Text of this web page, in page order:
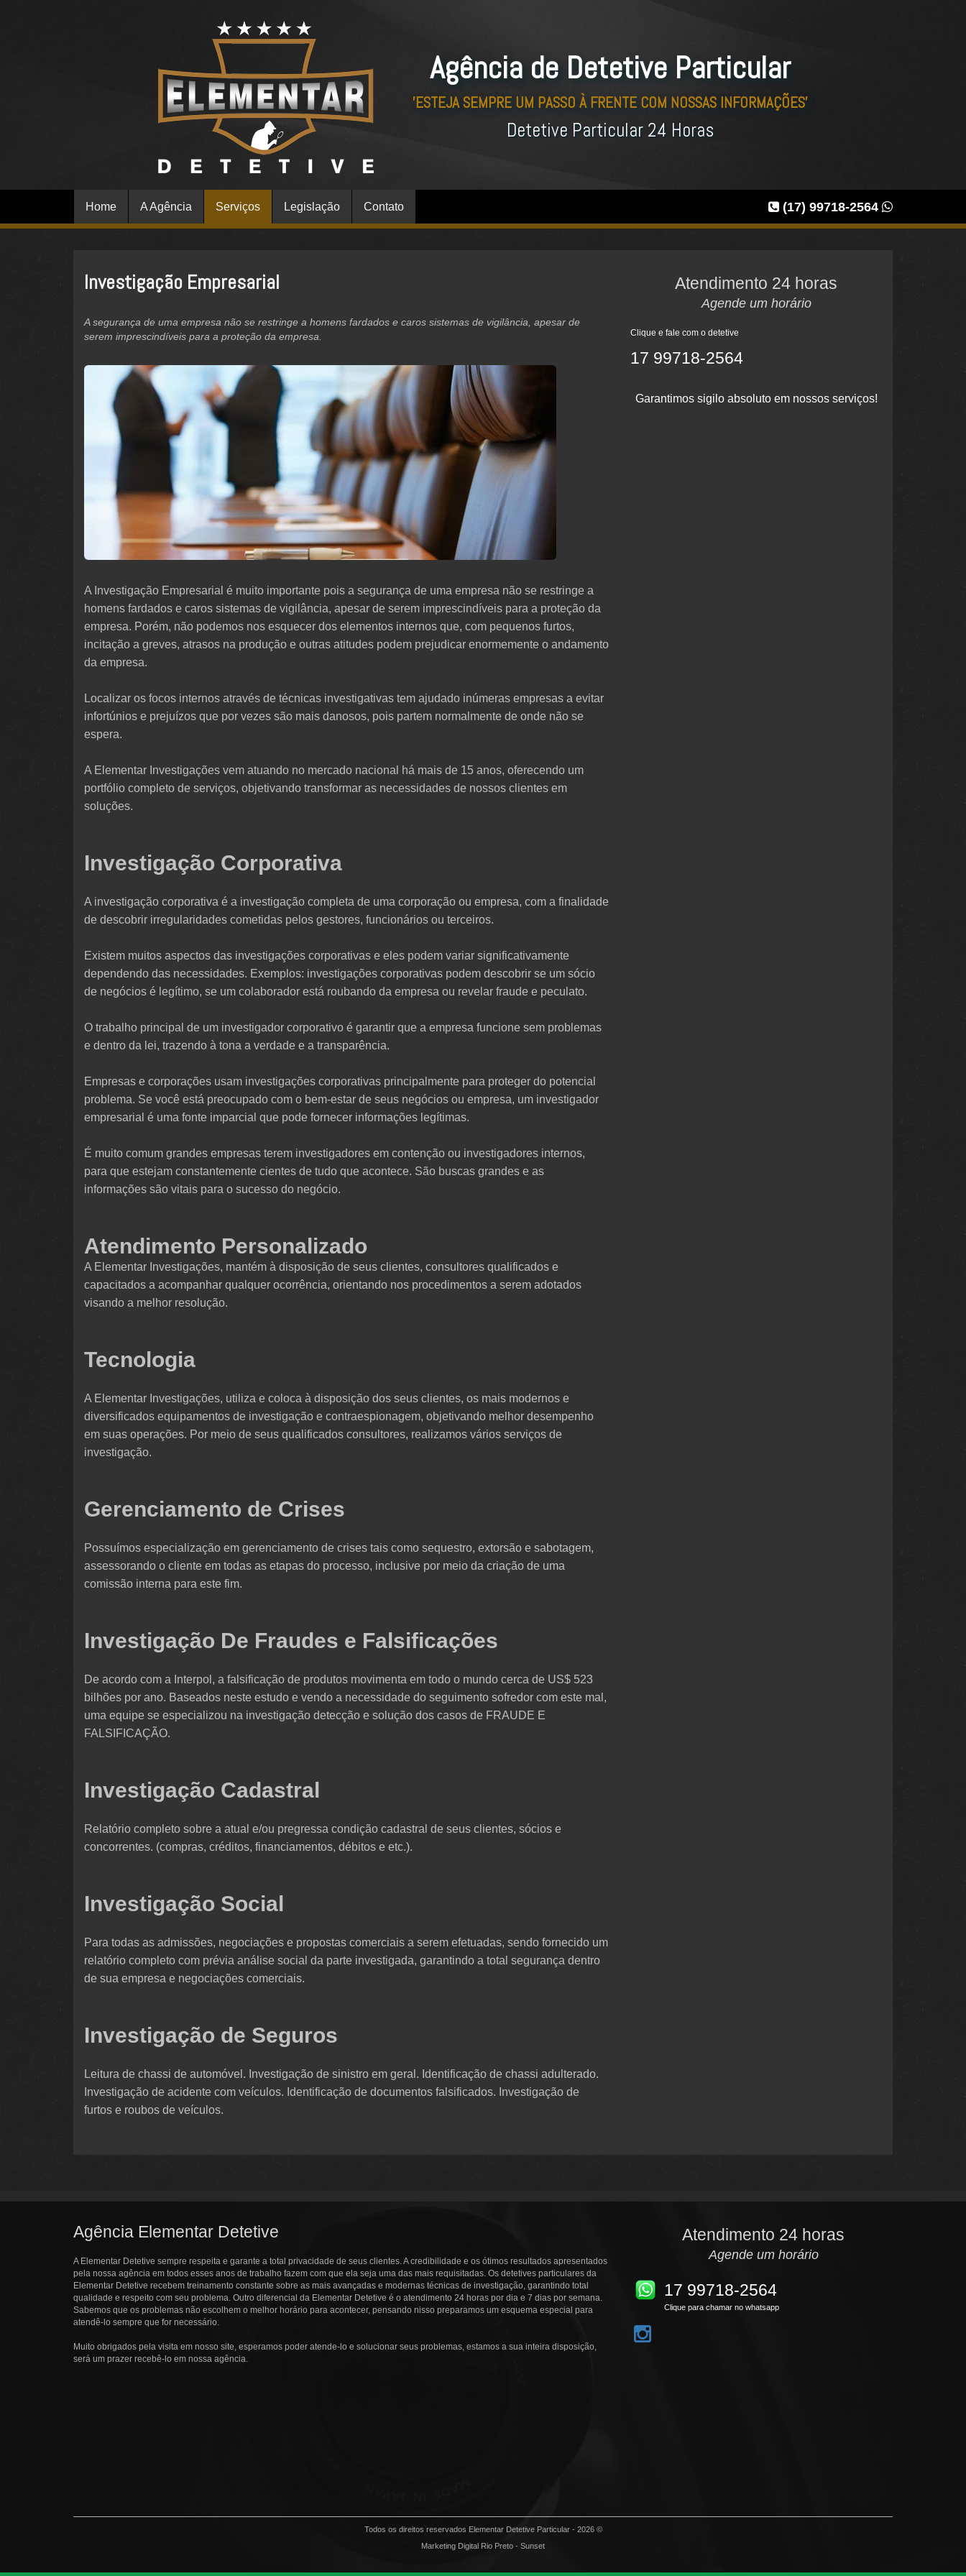
Agência de Detetive Particular
'ESTEJA SEMPRE UM PASSO À FRENTE COM NOSSAS INFORMAÇÕES'
Detetive Particular 24 Horas
(17) 99718-2564
Home A Agência Serviços Legislação Contato
Investigação Empresarial
A segurança de uma empresa não se restringe a homens fardados e caros sistemas de vigilância, apesar de
serem imprescindíveis para a proteção da empresa.
A Investigação Empresarial é muito importante pois a segurança de uma empresa não se restringe a
homens fardados e caros sistemas de vigilância, apesar de serem imprescindíveis para a proteção da
empresa. Porém, não podemos nos esquecer dos elementos internos que, com pequenos furtos,
incitação a greves, atrasos na produção e outras atitudes podem prejudicar enormemente o andamento
da empresa.
Localizar os focos internos através de técnicas investigativas tem ajudado inúmeras empresas a evitar
infortúnios e prejuízos que por vezes são mais danosos, pois partem normalmente de onde não se
espera.
A Elementar Investigações vem atuando no mercado nacional há mais de 15 anos, oferecendo um
portfólio completo de serviços, objetivando transformar as necessidades de nossos clientes em
soluções.
Investigação Corporativa
A investigação corporativa é a investigação completa de uma corporação ou empresa, com a finalidade
de descobrir irregularidades cometidas pelos gestores, funcionários ou terceiros.
Existem muitos aspectos das investigações corporativas e eles podem variar significativamente
dependendo das necessidades. Exemplos: investigações corporativas podem descobrir se um sócio
de negócios é legítimo, se um colaborador está roubando da empresa ou revelar fraude e peculato.
O trabalho principal de um investigador corporativo é garantir que a empresa funcione sem problemas
e dentro da lei, trazendo à tona a verdade e a transparência.
Empresas e corporações usam investigações corporativas principalmente para proteger do potencial
problema. Se você está preocupado com o bem-estar de seus negócios ou empresa, um investigador
empresarial é uma fonte imparcial que pode fornecer informações legítimas.
É muito comum grandes empresas terem investigadores em contenção ou investigadores internos,
para que estejam constantemente cientes de tudo que acontece. São buscas grandes e as
informações são vitais para o sucesso do negócio.
Atendimento Personalizado
A Elementar Investigações, mantém à disposição de seus clientes, consultores qualificados e
capacitados a acompanhar qualquer ocorrência, orientando nos procedimentos a serem adotados
visando a melhor resolução.
Tecnologia
A Elementar Investigações, utiliza e coloca à disposição dos seus clientes, os mais modernos e
diversificados equipamentos de investigação e contraespionagem, objetivando melhor desempenho
em suas operações. Por meio de seus qualificados consultores, realizamos vários serviços de
investigação.
Gerenciamento de Crises
Possuímos especialização em gerenciamento de crises tais como sequestro, extorsão e sabotagem,
assessorando o cliente em todas as etapas do processo, inclusive por meio da criação de uma
comissão interna para este fim.
Investigação De Fraudes e Falsificações
De acordo com a Interpol, a falsificação de produtos movimenta em todo o mundo cerca de US$ 523
bilhões por ano. Baseados neste estudo e vendo a necessidade do seguimento sofredor com este mal,
uma equipe se especializou na investigação detecção e solução dos casos de FRAUDE E
FALSIFICAÇÃO.
Investigação Cadastral
Relatório completo sobre a atual e/ou pregressa condição cadastral de seus clientes, sócios e
concorrentes. (compras, créditos, financiamentos, débitos e etc.).
Investigação Social
Para todas as admissões, negociações e propostas comerciais a serem efetuadas, sendo fornecido um
relatório completo com prévia análise social da parte investigada, garantindo a total segurança dentro
de sua empresa e negociações comerciais.
Investigação de Seguros
Leitura de chassi de automóvel. Investigação de sinistro em geral. Identificação de chassi adulterado.
Investigação de acidente com veículos. Identificação de documentos falsificados. Investigação de
furtos e roubos de veículos.
Atendimento 24 horas
Agende um horário
Clique e fale com o detetive
17 99718-2564
Garantimos sigilo absoluto em nossos serviços!
Agência Elementar Detetive
A Elementar Detetive sempre respeita e garante a total privacidade de seus clientes. A credibilidade e os ótimos resultados apresentados
pela nossa agência em todos esses anos de trabalho fazem com que ela seja uma das mais requisitadas. Os detetives particulares da
Elementar Detetive recebem treinamento constante sobre as mais avançadas e modernas técnicas de investigação, garantindo total
qualidade e respeito com seu problema. Outro diferencial da Elementar Detetive é o atendimento 24 horas por dia e 7 dias por semana.
Sabemos que os problemas não escolhem o melhor horário para acontecer, pensando nisso preparamos um esquema especial para
atendê-lo sempre que for necessário.
Muito obrigados pela visita em nosso site, esperamos poder atende-lo e solucionar seus problemas, estamos a sua inteira disposição,
será um prazer recebê-lo em nossa agência.
Atendimento 24 horas
Agende um horário
17 99718-2564
Clique para chamar no whatsapp
Todos os direitos reservados Elementar Detetive Particular - 2026 ©
Marketing Digital Rio Preto - Sunset